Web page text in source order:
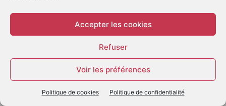
Accepter les cookies
Refuser
Voir les préférences
Politique de cookies Politique de confidentialité